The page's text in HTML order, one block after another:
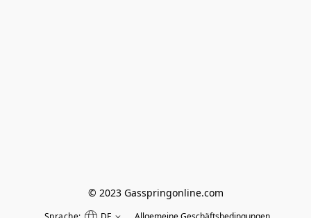
© 2023 Gasspringonline.com